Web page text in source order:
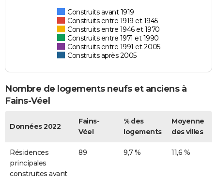
Construits avant 1919
Construits entre 1919 et 1945
Construits entre 1946 et 1970
Construits entre 1971 et 1990
Construits entre 1991 et 2005
Construits après 2005
Nombre de logements neufs et anciens à
Fains-Véel
Données 2022
Fains-
Véel
% des
logements
Moyenne
des villes
Résidences
principales
construites avant
89 9,7 % 11,6 %